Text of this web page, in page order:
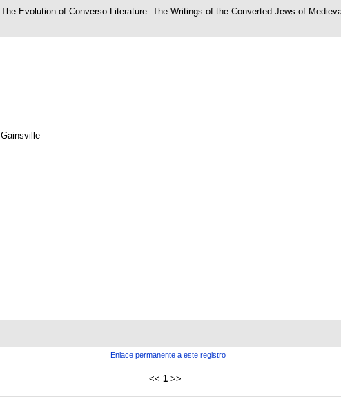
The Evolution of Converso Literature. The Writings of the Converted Jews of
Gainsville
Enlace permanente a este registro
<< 1 >>